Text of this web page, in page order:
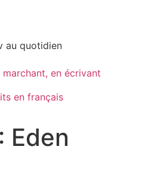
au quotidien
marchant, en écrivant
en français
Eden